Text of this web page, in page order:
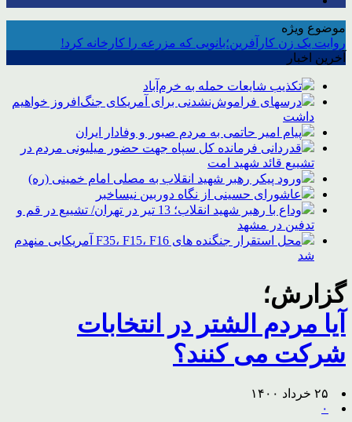
موضوع ویژه
روایت یک زن کارآفرین؛بانویی که مزرعه را کارخانه کرد!
آخرین اخبار
تکذیب شایعات حمله به خرم‌آباد
درسهای فراموش‌نشدنی برای آمریکای جنگ‌افروز خواهیم
داشت
پیام امیر حاتمی به مردم صبور و وفادار ایران
قدردانی فرمانده کل سپاه جهت حضور میلیونی مردم در
تشییع قائد شهید امت
ورود پیکر رهبر شهید انقلاب به مصلی امام خمینی (ره)
عاشورای حسینی از نگاه دوربین نیساخبر
وداع با رهبر شهید انقلاب؛ 13 تیر در تهران/ تشییع در قم و
تدفین در مشهد
محل استقرار جنگنده های F35، F15، F16 آمریکایی منهدم
شد
گزارش؛
آیا مردم الشتر در انتخابات
شرکت می کنند؟
۲۵ خرداد ۱۴۰۰
۰